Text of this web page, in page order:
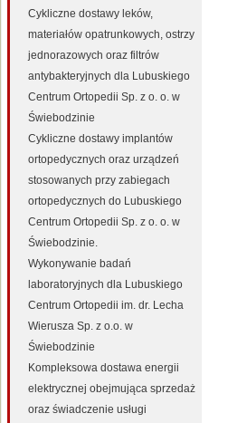
Cykliczne dostawy leków,
materiałów opatrunkowych, ostrzy
jednorazowych oraz filtrów
antybakteryjnych dla Lubuskiego
Centrum Ortopedii Sp. z o. o. w
Świebodzinie
Cykliczne dostawy implantów
ortopedycznych oraz urządzeń
stosowanych przy zabiegach
ortopedycznych do Lubuskiego
Centrum Ortopedii Sp. z o. o. w
Świebodzinie.
Wykonywanie badań
laboratoryjnych dla Lubuskiego
Centrum Ortopedii im. dr. Lecha
Wierusza Sp. z o.o. w
Świebodzinie
Kompleksowa dostawa energii
elektrycznej obejmująca sprzedaż
oraz świadczenie usługi